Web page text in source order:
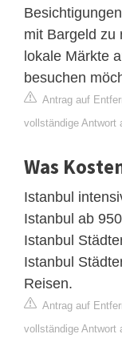
mit Bargeld zu
lokale Märkte
besuchen
Antrag auf
vollständige Antwort
Was
Istanbul
Istanbul ab
Istanbul
Istanbul
Reisen.
Antrag auf
vollständige Antwort